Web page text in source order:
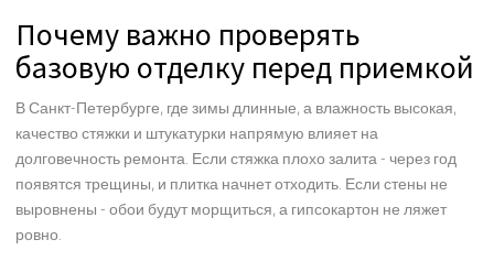
Почему важно проверять
базовую отделку перед приемкой
В Санкт-Петербурге, где зимы длинные, а влажность высокая,
качество стяжки и штукатурки напрямую влияет на
долговечность ремонта. Если стяжка плохо залита - через год
появятся трещины, и плитка начнет отходить. Если стены не
выровнены - обои будут морщиться, а гипсокартон не ляжет
ровно.